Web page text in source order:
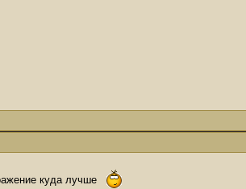
куда лучше